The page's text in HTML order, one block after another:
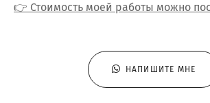
👉 Стоимость моей работы можно
НАПИШИТЕ МНЕ